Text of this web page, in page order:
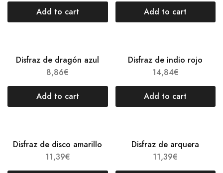
Add to cart Add to cart
Disfraz de dragón azul
8,86€
Add to cart
Disfraz de indio rojo
14,84€
Add to cart
Disfraz de disco amarillo
11,39€
Disfraz de arquera
11,39€